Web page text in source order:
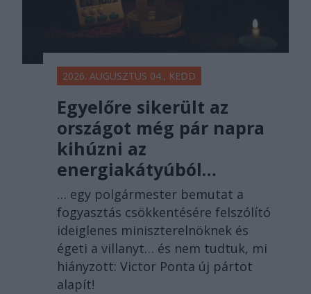
2026. AUGUSZTUS 04., KEDD
Egyelőre sikerült az
országot még pár napra
kihúzni az
energiakátyúból…
… egy polgármester bemutat a
fogyasztás csökkentésére felszólító
ideiglenes miniszterelnöknek és
égeti a villanyt… és nem tudtuk, mi
hiányzott: Victor Ponta új pártot
alapít!